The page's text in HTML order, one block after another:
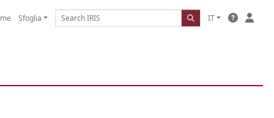
Sfoglia IT